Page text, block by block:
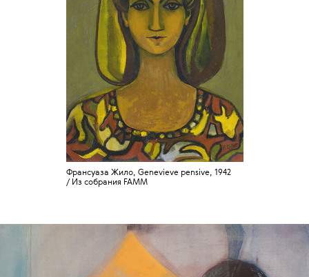
Франсуаза Жило, Genevieve pensive, 1942
/ Из собрания FAMM